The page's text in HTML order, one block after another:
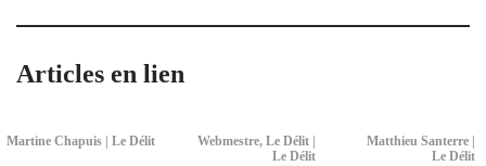
Articles en lien
Martine Chapuis | Le Délit
Webmestre, Le Délit |
Le Délit
Matthieu Santerre |
Le Délit